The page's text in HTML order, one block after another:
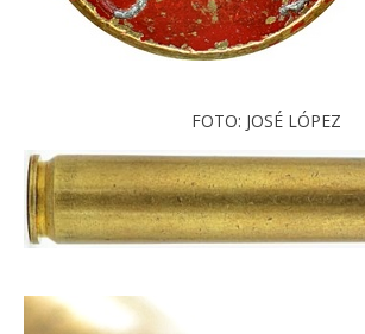
FOTO: JOSÉ LÓPEZ